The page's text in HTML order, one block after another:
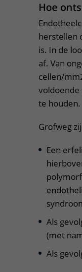
Hoe
herstellen
is. In de
af. Van
cellen/
voldoende
te houden.
Grofweg
Een
Als
(met
Als